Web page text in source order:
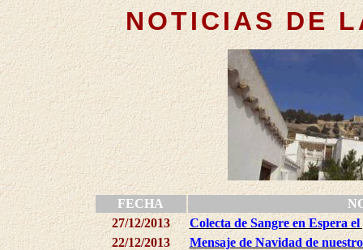
NOTICIAS DE
FECHA
27/12/2013
Colecta de Sangre en Espera
22/12/2013
Mensaje de Navidad de